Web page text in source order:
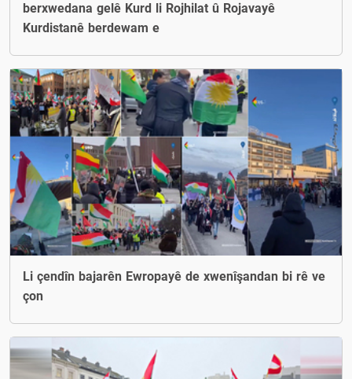
berxwedana gelê Kurd li Rojhilat û Rojavayê
Kurdistanê berdewam e
Li çendîn bajarên Ewropayê de xwenîşandan bi rê ve
çon